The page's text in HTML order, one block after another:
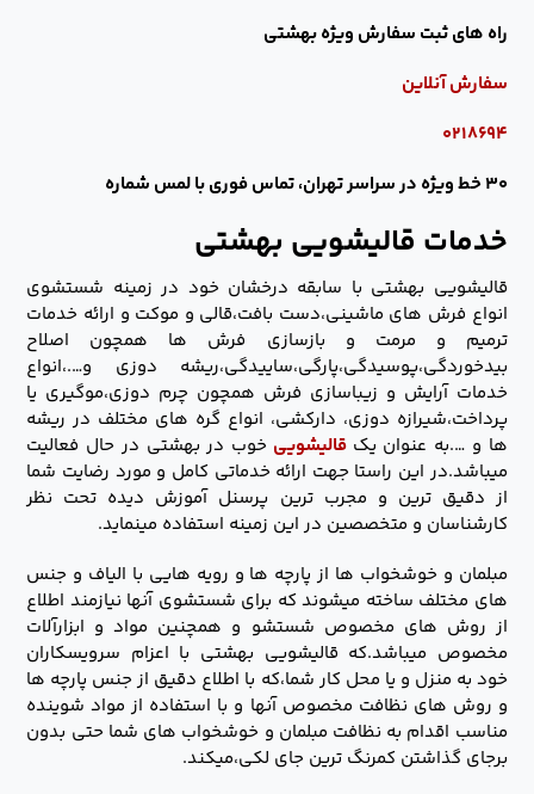
راه های ثبت سفارش ویژه بهشتی
سفارش آنلاین
۰۲۱۸۶۹۴
۳۰ خط ویژه در سراسر تهران، تماس فوری با لمس شماره
خدمات قالیشویی بهشتی
قالیشویی بهشتی با سابقه درخشان خود در زمینه شستشوی
انواع فرش های ماشینی،دست بافت،قالی و موکت و ارائه خدمات
ترمیم و مرمت و بازسازی فرش ها همچون اصلاح
بیدخوردگی،پوسیدگی،پارگی،ساییدگی،ریشه دوزی و….،انواع
خدمات آرایش و زیباسازی فرش همچون چرم دوزی،موگیری یا
پرداخت،شیرازه دوزی، دارکشی، انواع گره های مختلف در ریشه
ها و ….به عنوان یکقالیشویی خوب در بهشتی در حال فعالیت
میباشد.در این راستا جهت ارائه خدماتی کامل و مورد رضایت شما
از دقیق ترین و مجرب ترین پرسنل آموزش دیده تحت نظر
کارشناسان و متخصصین در این زمینه استفاده مینماید.
مبلمان و خوشخواب ها از پارچه ها و رویه هایی با الیاف و جنس
های مختلف ساخته میشوند که برای شستشوی آنها نیازمند اطلاع
از روش های مخصوص شستشو و همچنین مواد و ابزارآلات
مخصوص میباشد.که قالیشویی بهشتی با اعزام سرویسکاران
خود به منزل و یا محل کار شما،که با اطلاع دقیق از جنس پارچه ها
و روش های نظافت مخصوص آنها و با استفاده از مواد شوینده
مناسب اقدام به نظافت مبلمان و خوشخواب های شما حتی بدون
برجای گذاشتن کمرنگ ترین جای لکی،میکند.